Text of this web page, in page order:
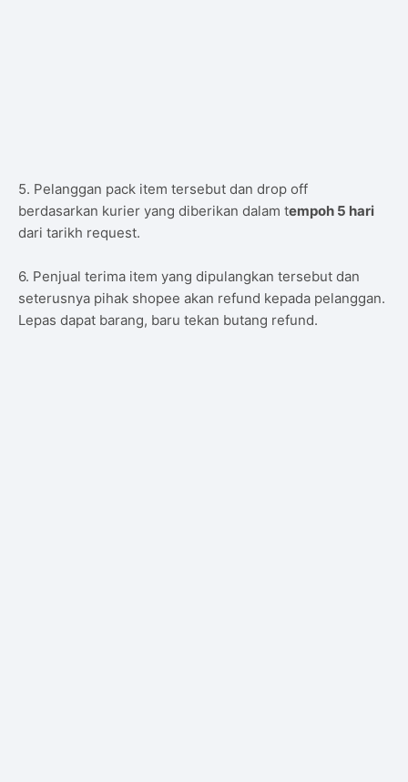
5. Pelanggan pack item tersebut dan drop off
berdasarkan kurier yang diberikan dalam tempoh 5 hari
dari tarikh request.
6. Penjual terima item yang dipulangkan tersebut dan
seterusnya pihak shopee akan refund kepada pelanggan.
Lepas dapat barang, baru tekan butang refund.